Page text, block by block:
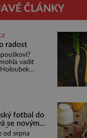
ČLÁNKY
radost
vadit
klidného
dne jen
času tráví
zbytky
je
fotbal do
se novým
od srpna